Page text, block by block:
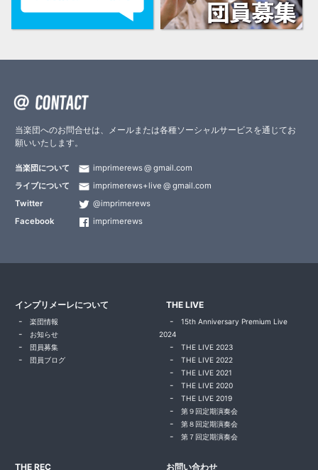
当楽団へのお問合せは、メールまたは各種ソーシャルサービスを通じてお
願いいたします。
当楽団について imprimerews
gmail.com
ライブについて
imprimerews+live
gmail.com
Twitter
@imprimerews
Facebook
imprimerews
インプリメーレについて
楽団情報
お知らせ
団員募集
団員ブログ
THE LIVE
15th Anniversary Premium Live
2024
THE LIVE 2023
THE LIVE 2022
THE LIVE 2021
THE LIVE 2020
THE LIVE 2019
第９回定期演奏会
第８回定期演奏会
第７回定期演奏会
THE REC お問い合わせ